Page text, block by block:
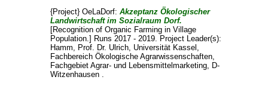
{Project} OeLaDorf: Akzeptanz Ökologischer
Landwirtschaft im Sozialraum Dorf.
[Recognition of Organic Farming in Village
Population.] Runs 2017 - 2019. Project Leader(s):
Hamm, Prof. Dr. Ulrich, Universität Kassel,
Fachbereich Ökologische Agrarwissenschaften,
Fachgebiet Agrar- und Lebensmittelmarketing, D-
Witzenhausen .